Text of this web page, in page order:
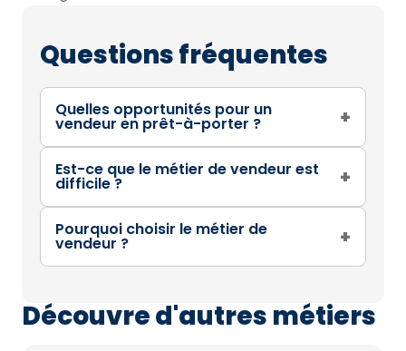
Questions fréquentes
Quelles opportunités pour un
vendeur en prêt-à-porter ? +
Est-ce que le métier de vendeur est
difficile ? +
Pourquoi choisir le métier de
vendeur ? +
Découvre d'autres métiers